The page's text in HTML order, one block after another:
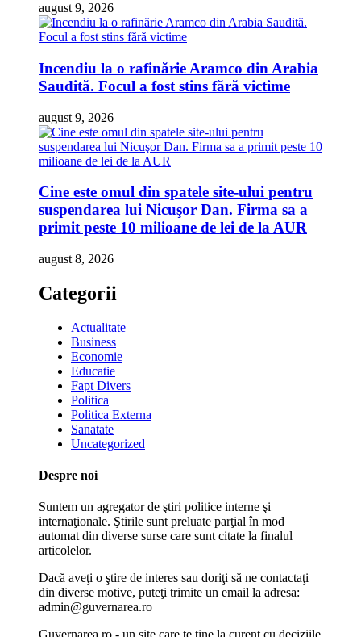
august 9, 2026
Incendiu la o rafinărie Aramco din Arabia
Saudită. Focul a fost stins fără victime
august 9, 2026
Cine este omul din spatele site-ului pentru
suspendarea lui Nicuşor Dan. Firma sa a
primit peste 10 milioane de lei de la AUR
august 8, 2026
Categorii
Actualitate
Business
Economie
Educatie
Fapt Divers
Politica
Politica Externa
Sanatate
Uncategorized
Despre noi
Suntem un agregator de ştiri politice interne şi
internaţionale. Ştirile sunt preluate parţial în mod
automat din diverse surse care sunt citate la finalul
articolelor.
Dacă aveţi o ştire de interes sau doriţi să ne contactaţi
din diverse motive, puteţi trimite un email la adresa:
admin@guvernarea.ro